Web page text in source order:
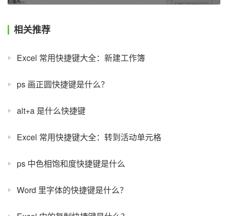
相关推荐
Excel 常用快捷键大全：新建工作簿
ps 画正圆快捷键是什么？
alt+a 是什么快捷键
Excel 常用快捷键大全：转到活动单元格
ps 中色相饱和度快捷键是什么
Word 里字体的快捷键是什么？